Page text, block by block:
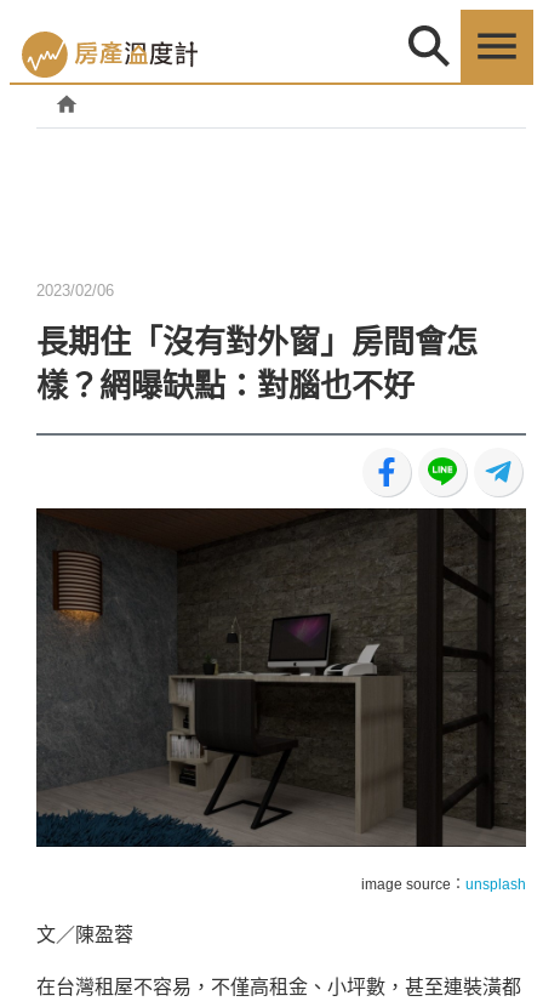
2023/02/06
長期住「沒有對外窗」房間會怎
樣？網曝缺點：對腦也不好
image source： unsplash
文／陳盈蓉
在台灣租屋不容易，不僅高租金、小坪數，甚至連裝潢都